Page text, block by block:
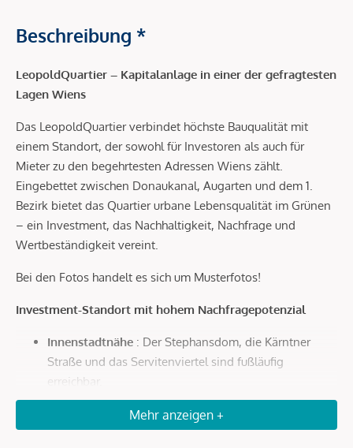
Beschreibung *
LeopoldQuartier – Kapitalanlage in einer der gefragtesten
Lagen Wiens
Das LeopoldQuartier verbindet höchste Bauqualität mit
einem Standort, der sowohl für Investoren als auch für
Mieter zu den begehrtesten Adressen Wiens zählt.
Eingebettet zwischen Donaukanal, Augarten und dem 1.
Bezirk bietet das Quartier urbane Lebensqualität im Grünen
– ein Investment, das Nachhaltigkeit, Nachfrage und
Wertbeständigkeit vereint.
Bei den Fotos handelt es sich um Musterfotos!
Investment-Standort mit hohem Nachfragepotenzial
Innenstadtnähe : Der Stephansdom, die Kärntner
Straße und das Servitenviertel sind fußläufig
erreichbar.
Optimale Anbindung: In wenigen Minuten zur U4
Roßauer Lände, zum Hauptbahnhof und in nur 20
Mehr anzeigen +